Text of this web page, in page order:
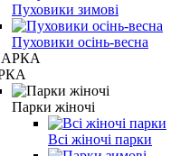
Пуховики зимові
Пуховики осінь-весна
Парки жіночі
Всі жіночі парки